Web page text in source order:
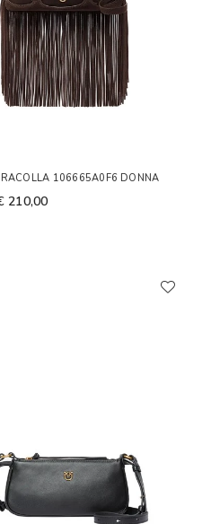
106665A0F6 DONNA
210,00